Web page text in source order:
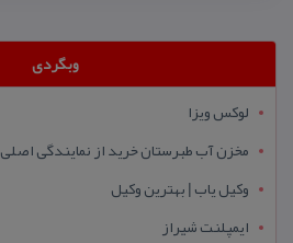
وبگردی
لوکس ویزا
مخزن آب طبرستان خرید از نمایندگی اصلی
وکیل یاب | بهترین وکیل
ایمپلنت شیراز